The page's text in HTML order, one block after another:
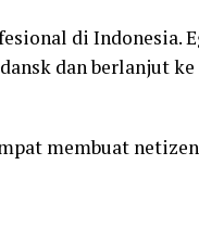
di Indonesia.
dan berlanjut ke
membuat